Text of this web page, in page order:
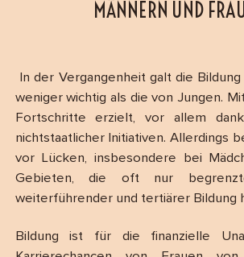
MÄNNERN UND
In der Vergangenheit galt die
weniger wichtig als die von Jungen.
Fortschritte erzielt, vor allem
nichtstaatlicher Initiativen. Allerdings
vor Lücken, insbesondere bei
Gebieten, die oft nur
weiterführender und tertiärer Bildung
Bildung ist für die finanzielle